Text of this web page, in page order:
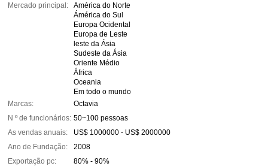
Mercado principal:
América do Norte
Ámérica do Sul
Europa Ocidental
Europa de Leste
leste da Ásia
Sudeste da Ásia
Oriente Médio
África
Oceania
Em todo o mundo
Marcas:
Octavia
N º de funcionários: 50~100 pessoas
As vendas anuais:
US$ 1000000 - US$ 2000000
Ano de Fundação:
2008
Exportação pc:
80% - 90%